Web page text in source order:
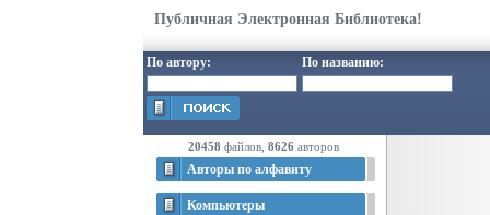
Публичная Электронная Библиотека!
По автору: По названию:
20458 файлов, 8626 авторов
Авторы по алфавиту
Компьютеры